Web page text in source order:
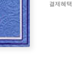
결제혜택